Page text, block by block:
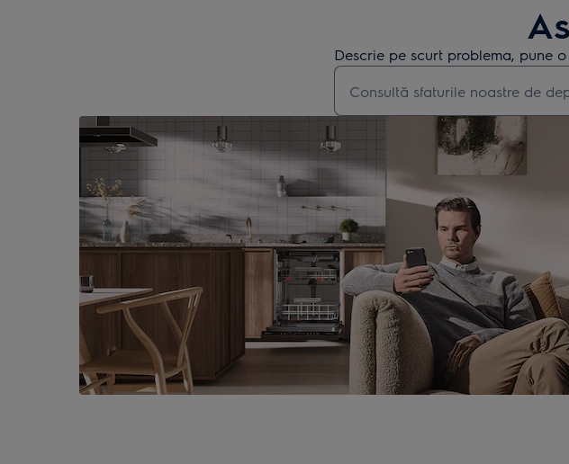
Descrie pe scurt problema, pune
Type to search for support